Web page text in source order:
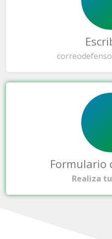
correo
Formulario
Realiza